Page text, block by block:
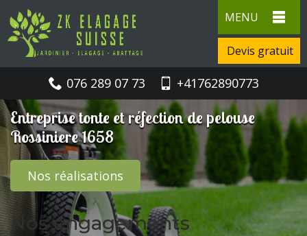
MENU
Devis gratuit
076 289 07 73 +41762890773
Entreprise tonte et réfection de pelouse
Rossiniere 1658
Nos réalisations
Nos engagements